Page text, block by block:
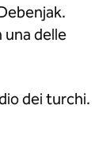
delle
dei turchi.